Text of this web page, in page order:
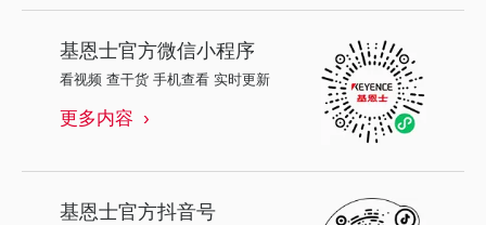
基恩士官方微信小程序
看视频 查干货 手机查看 实时更新
更多内容
基恩士官方抖音号